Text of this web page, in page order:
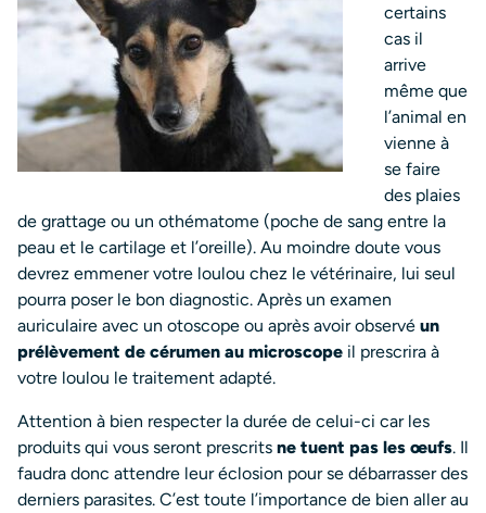
certains
cas il
arrive
même que
l’animal en
vienne à
se faire
des plaies
de grattage ou un othématome (poche de sang entre la
peau et le cartilage et l’oreille). Au moindre doute vous
devrez emmener votre loulou chez le vétérinaire, lui seul
pourra poser le bon diagnostic. Après un examen
auriculaire avec un otoscope ou après avoir observé un
prélèvement de cérumen au microscope il prescrira à
votre loulou le traitement adapté.
Attention à bien respecter la durée de celui-ci car les
produits qui vous seront prescrits ne tuent pas les œufs. Il
faudra donc attendre leur éclosion pour se débarrasser des
derniers parasites. C’est toute l’importance de bien aller au